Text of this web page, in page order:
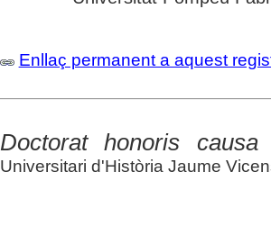
Enllaç permanent a aquest
Doctorat honoris
Universitari d'Història Jaume